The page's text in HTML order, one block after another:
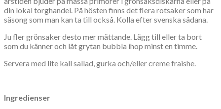
din lokal torghandel. På hösten finns det flera rotsaker som har
säsong som man kan ta till också. Kolla efter svenska sådana.
Ju fler grönsaker desto mer mättande. Lägg till eller ta bort
som du känner och låt grytan bubbla ihop minst en timme.
Servera med lite kall sallad, gurka och/eller creme fraishe.
Ingredienser